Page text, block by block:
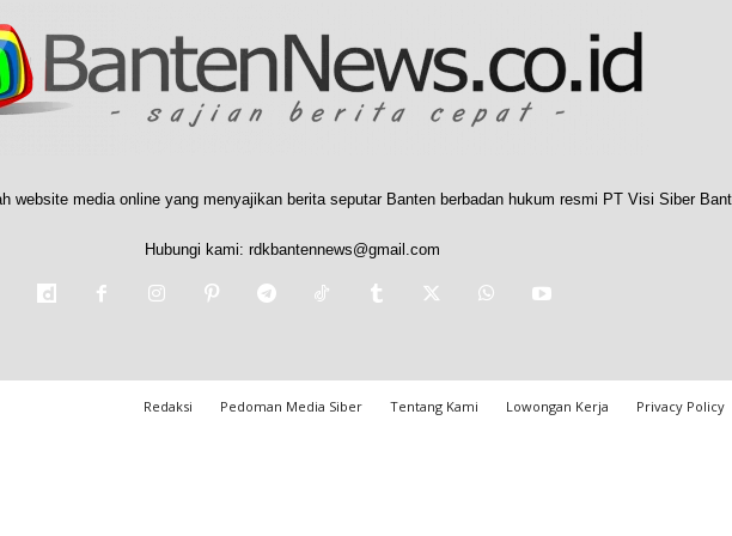
website media online yang menyajikan berita seputar Banten berbadan hukum resmi PT Visi Siber
Hubungi kami: rdkbantennews@gmail.com
Redaksi Pedoman Media Siber Tentang Kami Lowongan Kerja Privacy Policy